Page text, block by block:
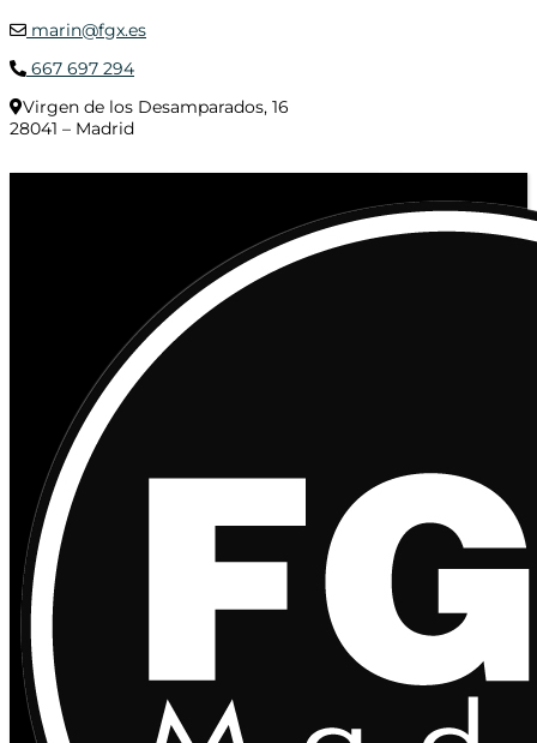
marin@fgx.es
667 697 294
Virgen de los Desamparados, 16
28041 – Madrid